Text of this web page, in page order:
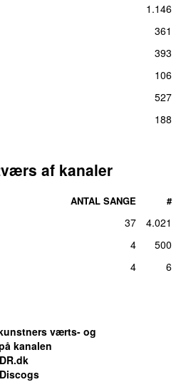
31
27
26
12
10
ons 23. apr 2025
tors 5. mar 2020
1.146
361
393
106
527
188
af kanaler
ANTAL SANGE #
37
4.021
4
500
4 6
værts- og
kanalen